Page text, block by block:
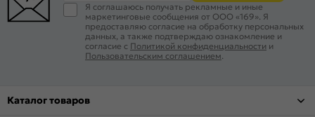
Я соглашаюсь получать рекламные и иные
маркетинговые сообщения от ООО «169». Я
предоставляю согласие на обработку персональных
данных, а также подтверждаю ознакомление и
согласие с Политикой конфиденциальности и
Пользовательским соглашением
Каталог товаров